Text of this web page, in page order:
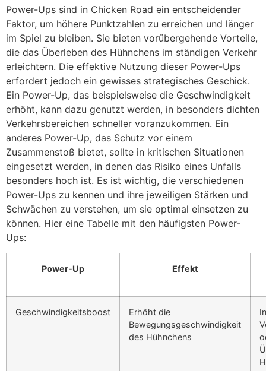
Power-Ups sind in Chicken Road ein entscheidender
Faktor, um höhere Punktzahlen zu erreichen und länger
im Spiel zu bleiben. Sie bieten vorübergehende Vorteile,
die das Überleben des Hühnchens im ständigen Verkehr
erleichtern. Die effektive Nutzung dieser Power-Ups
erfordert jedoch ein gewisses strategisches Geschick.
Ein Power-Up, das beispielsweise die Geschwindigkeit
erhöht, kann dazu genutzt werden, in besonders dichten
Verkehrsbereichen schneller voranzukommen. Ein
anderes Power-Up, das Schutz vor einem
Zusammenstoß bietet, sollte in kritischen Situationen
eingesetzt werden, in denen das Risiko eines Unfalls
besonders hoch ist. Es ist wichtig, die verschiedenen
Power-Ups zu kennen und ihre jeweiligen Stärken und
Schwächen zu verstehen, um sie optimal einsetzen zu
können. Hier eine Tabelle mit den häufigsten Power-
Ups:
Power-Up Effekt
Geschwindigkeitsboost
Erhöht die
Bewegungsgeschwindigkeit
des Hühnchens